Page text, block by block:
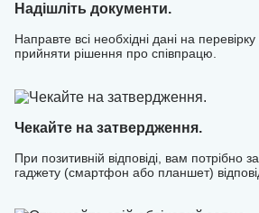
Надішліть документи.
Направте всі необхідні дані на
прийняти рішення про співпрацю.
Чекайте на затвердження.
При позитивній відповіді, вам потрібно
гаджету (смартфон або планшет)